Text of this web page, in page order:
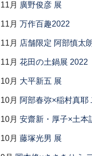
11月 廣野俊彦 展
11月 万作百趣2022
11月 店舗限定 阿部慎太
11月 花田の土鍋展 2022
10月 大平新五 展
10月 阿部春弥×稲村真耶
10月 安齋新・厚子×土本
10月 藤塚光男 展